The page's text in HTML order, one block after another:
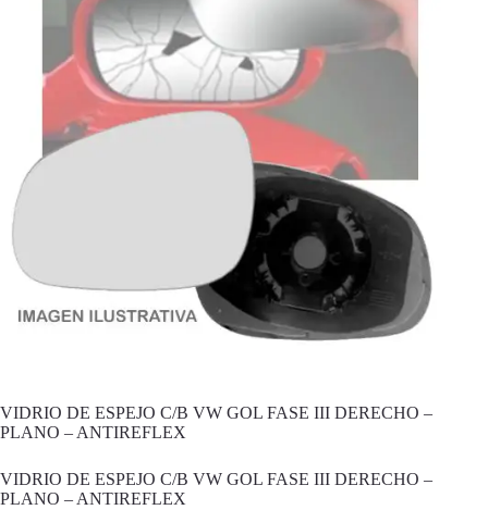
VIDRIO DE ESPEJO C/B VW GOL FASE III DERECHO –
PLANO – ANTIREFLEX
VIDRIO DE ESPEJO C/B VW GOL FASE III DERECHO –
PLANO – ANTIREFLEX